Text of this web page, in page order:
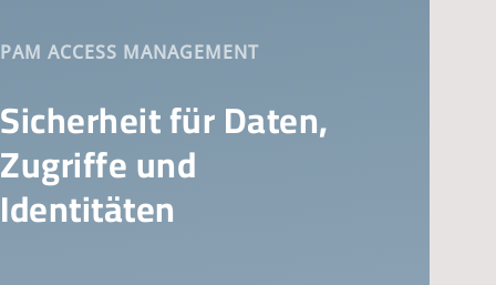
PAM ACCESS MANAGEMENT
Sicherheit für Daten,
Zugriffe und
Identitäten